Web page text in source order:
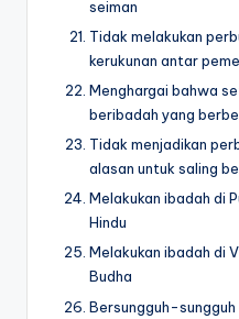
seiman
Tidak melakukan
kerukunan antar
Menghargai bahwa
beribadah yang
Tidak menjadikan
alasan untuk saling
Melakukan ibadah di
Hindu
Melakukan ibadah di
Budha
Bersungguh-sungguh